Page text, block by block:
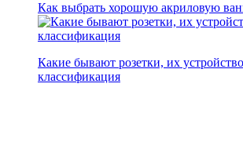
Как выбрать хорошую акриловую
Какие бывают розетки, их
классификация